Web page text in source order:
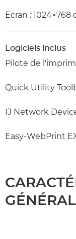
Écran :
Logiciels inclus
Pilote de
Quick Utility
IJ Network
Easy-WebPrint